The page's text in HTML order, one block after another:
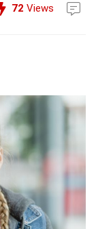
72 Views